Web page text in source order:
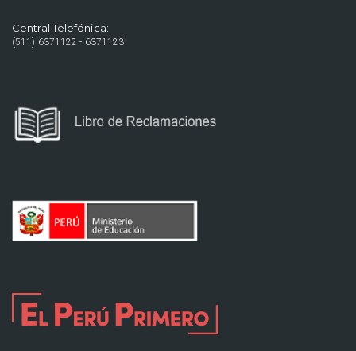
Central Telefónica:
(511) 6371122 - 6371123